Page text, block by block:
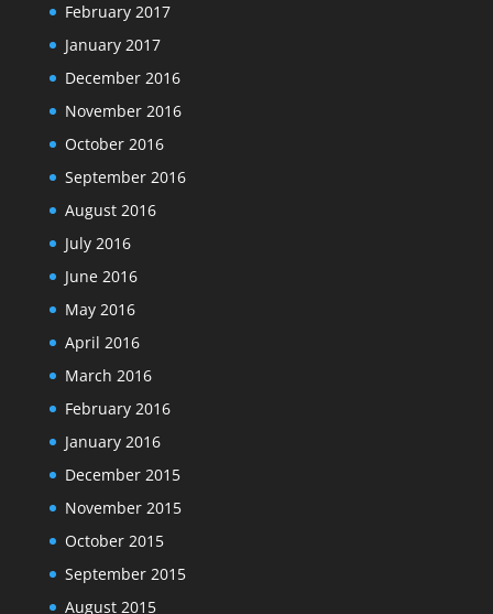
February 2017
January 2017
December 2016
November 2016
October 2016
September 2016
August 2016
July 2016
June 2016
May 2016
April 2016
March 2016
February 2016
January 2016
December 2015
November 2015
October 2015
September 2015
August 2015